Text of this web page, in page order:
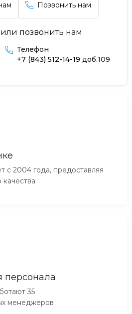
Позвонить нам
позвонить нам
Телефон
+7 (843) 512-14-19 доб.109
2004 года, предоставляя
персонала
35
менеджеров